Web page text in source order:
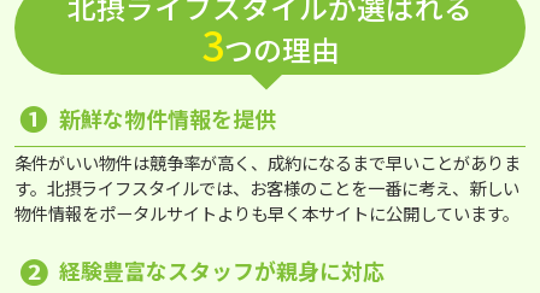
3つの理由
❶ 新鮮な物件情報を提供
条件がいい物件は競争率が高く、成約になるまで早いことがありま
す。北摂ライフスタイルでは、お客様のことを一番に考え、新しい
物件情報をポータルサイトよりも早く本サイトに公開しています。
❷ 経験豊富なスタッフが親身に対応